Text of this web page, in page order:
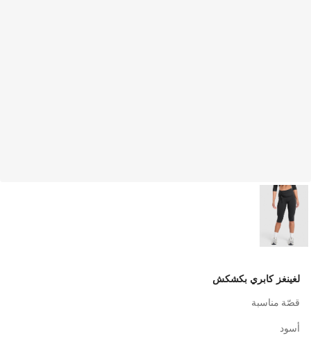
لغينغز كابري بكشكش
قصّة مناسبة
أسود